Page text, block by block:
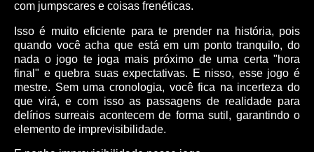
com jumpscares e coisas frenéticas.
Isso é muito eficiente para te prender na história, pois
quando você acha que está em um ponto tranquilo, do
nada o jogo te joga mais próximo de uma certa "hora
final" e quebra suas expectativas. E nisso, esse jogo é
mestre. Sem uma cronologia, você fica na incerteza do
que virá, e com isso as passagens de realidade para
delírios surreais acontecem de forma sutil, garantindo o
elemento de imprevisibilidade.